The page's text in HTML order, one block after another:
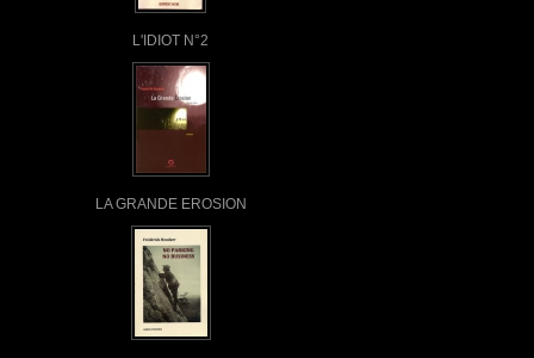
L'IDIOT N°2
LA GRANDE EROSION